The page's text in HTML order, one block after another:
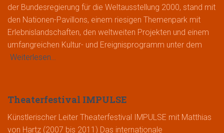
der Bundesregierung für die Weltausstellung 2000, stand mit
den Nationen-Pavillons, einem riesigen Themenpark mit
Erlebnislandschaften, den weltweiten Projekten und einem
umfangreichen Kultur- und Ereignisprogramm unter dem
Weiterlesen…
Theaterfestival IMPULSE
Künstlerischer Leiter Theaterfestival IMPULSE mit Matthias
von Hartz (2007 bis 2011) Das internationale